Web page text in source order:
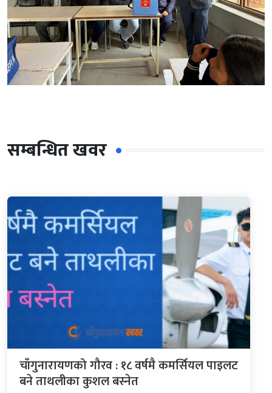
सम्बन्धित खवर
चाँगुनारायणको गौरव : १८ वर्षमै कमर्सियल पाइलट
बने ताथलीका कुशल बस्नेत